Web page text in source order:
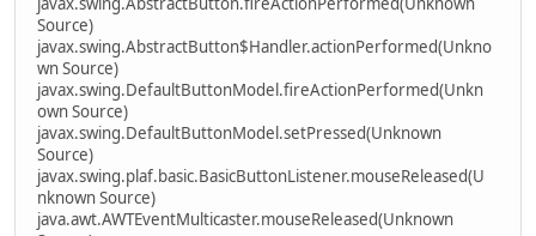
Source)
javax.swing.AbstractButton$Handler.actionPerformed(Unkno
wn Source)
javax.swing.DefaultButtonModel.fireActionPerformed(Unkn
own Source)
javax.swing.DefaultButtonModel.setPressed(Unknown
Source)
javax.swing.plaf.basic.BasicButtonListener.mouseReleased(U
nknown Source)
java.awt.AWTEventMulticaster.mouseReleased(Unknown